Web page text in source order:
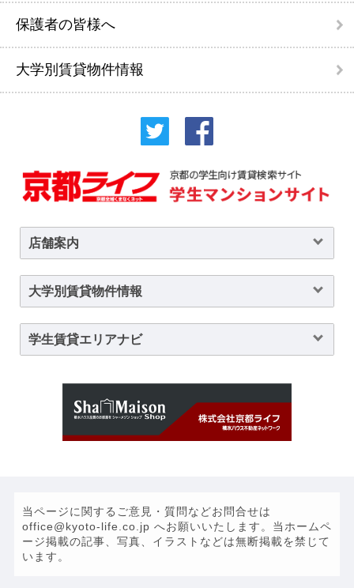
保護者の皆様へ
大学別賃貸物件情報
店舗案内
大学別賃貸物件情報
学生賃貸エリアナビ
当ページに関するご意見・質問などお問合せは
office@kyoto-life.co.jp へお願いいたします。当ホームペ
ージ掲載の記事、写真、イラストなどは無断掲載を禁じて
います。